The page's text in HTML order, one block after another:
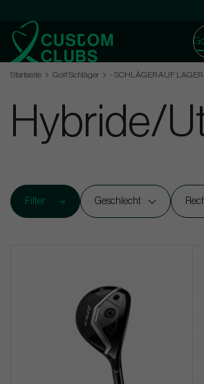
Startseite Golf Schläger - SCHLÄGER AUF LAGER
Hybride/
Filter Geschlecht